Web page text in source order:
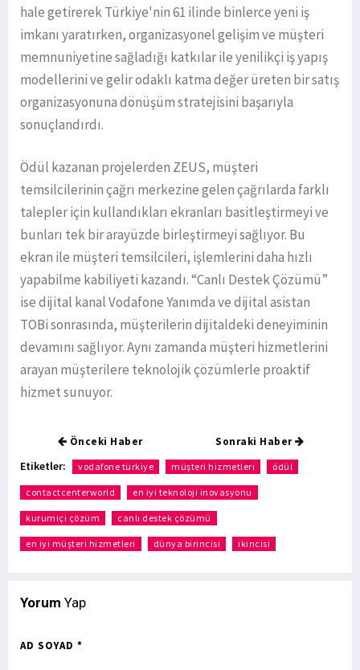
hale getirerek Türkiye'nin 61 ilinde binlerce yeni iş
imkanı yaratırken, organizasyonel gelişim ve müşteri
memnuniyetine sağladığı katkılar ile yenilikçi iş yapış
modellerini ve gelir odaklı katma değer üreten bir satış
organizasyonuna dönüşüm stratejisini başarıyla
sonuçlandırdı.
Ödül kazanan projelerden ZEUS, müşteri
temsilcilerinin çağrı merkezine gelen çağrılarda farklı
talepler için kullandıkları ekranları basitleştirmeyi ve
bunları tek bir arayüzde birleştirmeyi sağlıyor. Bu
ekran ile müşteri temsilcileri, işlemlerini daha hızlı
yapabilme kabiliyeti kazandı. “Canlı Destek Çözümü”
ise dijital kanal Vodafone Yanımda ve dijital asistan
TOBi sonrasında, müşterilerin dijitaldeki deneyiminin
devamını sağlıyor. Aynı zamanda müşteri hizmetlerini
arayan müşterilere teknolojik çözümlerle proaktif
hizmet sunuyor.
Önceki Haber Sonraki Haber
Etiketler: vodafone türkiye müşteri hizmetleri ödül
contactcenterworld en iyi teknoloji inovasyonu
kurumiçi çözüm canlı destek çözümü
en iyi müşteri hizmetleri dünya birincisi ikincisi
Yorum Yap
AD SOYAD *